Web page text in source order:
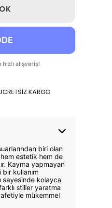
KARGO
biri olan
estetik hem de
Kayma yapmayan
kullanım
sayesinde kolayca
stiller yaratma
mükemmel